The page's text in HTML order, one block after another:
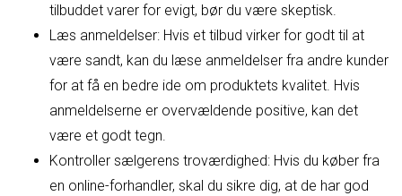
tilbuddet varer for evigt, bør du være skeptisk.
Læs anmeldelser: Hvis et tilbud virker for godt til at
være sandt, kan du læse anmeldelser fra andre kunder
for at få en bedre ide om produktets kvalitet. Hvis
anmeldelserne er overvældende positive, kan det
være et godt tegn.
Kontroller sælgerens troværdighed: Hvis du køber fra
en online-forhandler, skal du sikre dig, at de har god